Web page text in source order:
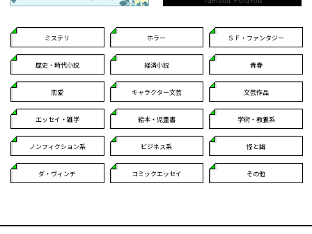
ミステリ ホラー ＳＦ・ファンタジー
歴史・時代小説 経済小説 青春
恋愛 キャラクター文芸 文芸作品
エッセイ・雑学 絵本・児童書 学術・教養系
ノンフィクション系 ビジネス系 怪と幽
ダ・ヴィンチ コミックエッセイ その他